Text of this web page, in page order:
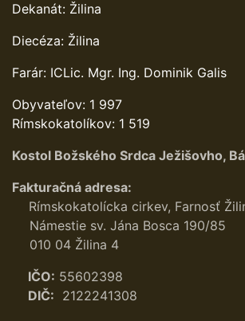
Dekanát: Žilina
Diecéza: Žilina
Farár: ICLic. Mgr. Ing. Dominik Galis
Obyvateľov: 1 997
Rímskokatolíkov: 1 519
Kostol Božského Srdca Ježišovho,
Fakturačná adresa:
​Rímskokatolícka cirkev, Farnosť
​Námestie sv. Jána Bosca 190/85
​010 04 Žilina 4
​IČO: 55602398
​DIČ: 2122241308